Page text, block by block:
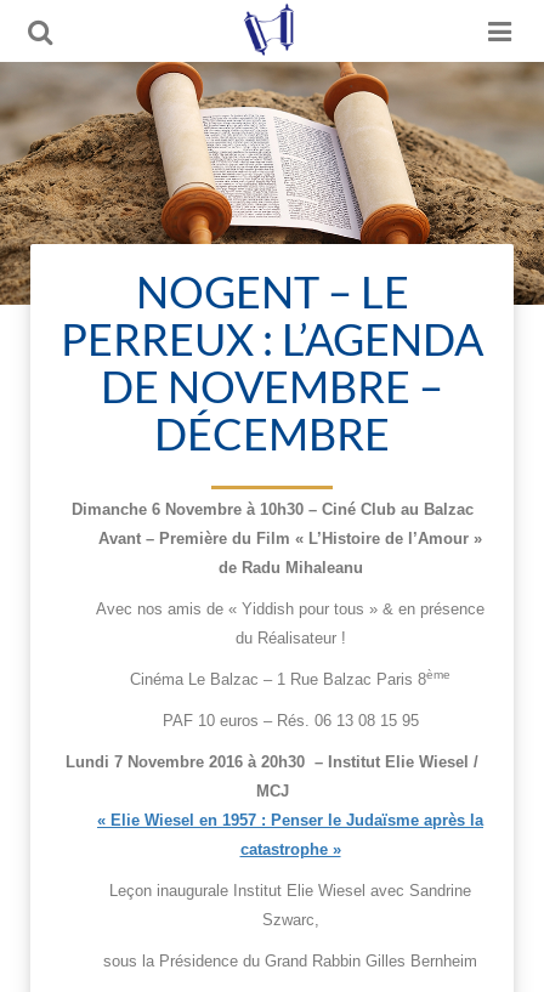
NOGENT – LE
PERREUX : L’AGENDA
DE NOVEMBRE –
DÉCEMBRE
Dimanche 6 Novembre à 10h30 – Ciné Club au Balzac
Avant – Première du Film « L’Histoire de l’Amour »
de Radu Mihaleanu
Avec nos amis de « Yiddish pour tous » & en présence
du Réalisateur !
Cinéma Le Balzac – 1 Rue Balzac Paris 8ème
PAF 10 euros – Rés. 06 13 08 15 95
Lundi 7 Novembre 2016 à 20h30 – Institut Elie Wiesel /
MCJ
« Elie Wiesel en 1957 : Penser le Judaïsme après la
catastrophe »
Leçon inaugurale Institut Elie Wiesel avec Sandrine
Szwarc,
sous la Présidence du Grand Rabbin Gilles Bernheim